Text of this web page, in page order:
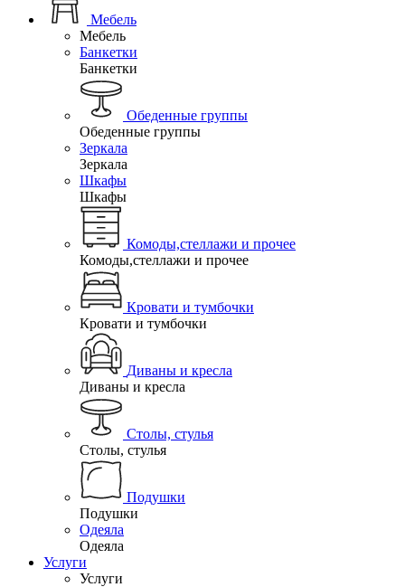
Мебель
Мебель
Банкетки
Банкетки
Обеденные группы
Обеденные группы
Зеркала
Зеркала
Шкафы
Шкафы
Комоды,стеллажи и прочее
Комоды,стеллажи и прочее
Кровати и тумбочки
Кровати и тумбочки
Диваны и кресла
Диваны и кресла
Столы, стулья
Столы, стулья
Подушки
Подушки
Одеяла
Одеяла
Услуги
Услуги